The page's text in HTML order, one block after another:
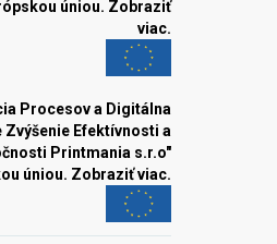
úniou. Zobraziť
viac.
Procesov a Digitálna
Efektívnosti a
Printmania s.r.o"
úniou. Zobraziť viac.